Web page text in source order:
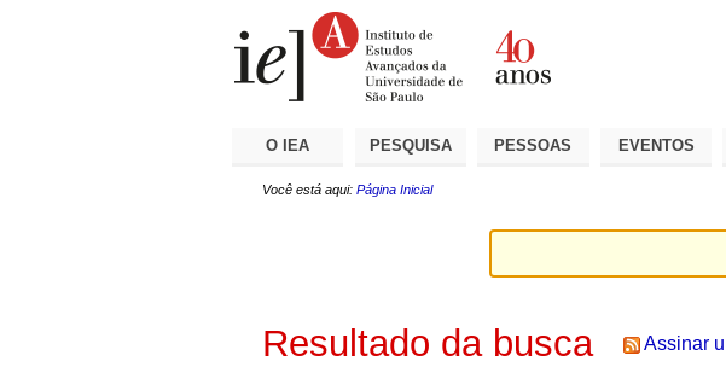
O IEA PESQUISA PESSOAS EVENTOS
Você está aqui: Página Inicial
Resultado da busca Assinar